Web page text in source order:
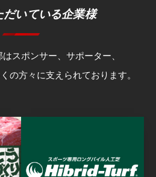
だいている企業様
スポンサー、サポーター、
の方々に支えられております。